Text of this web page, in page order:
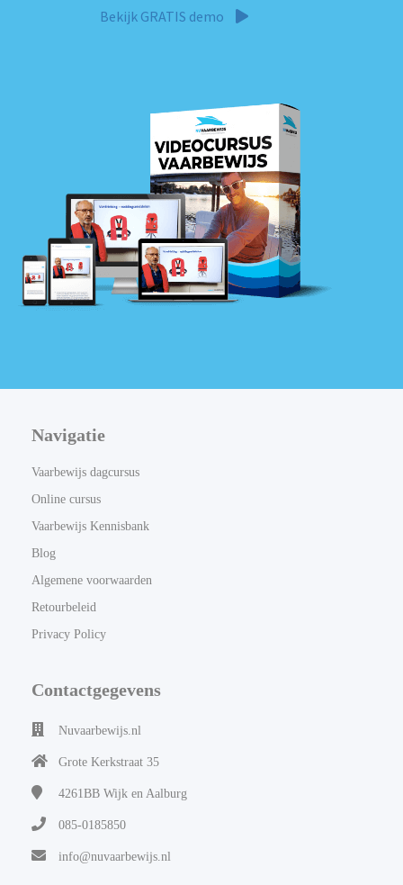
Bekijk GRATIS demo
Navigatie
Vaarbewijs dagcursus
Online cursus
Vaarbewijs Kennisbank
Blog
Algemene voorwaarden
Retourbeleid
Privacy Policy
Contactgegevens
Nuvaarbewijs.nl
Grote Kerkstraat 35
4261BB Wijk en Aalburg
085-0185850
info@nuvaarbewijs.nl